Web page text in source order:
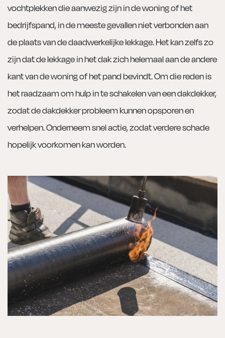
vochtplekken die aanwezig zijn in de woning of het
bedrijfspand, in de meeste gevallen niet verbonden aan
de plaats van de daadwerkelijke lekkage. Het kan zelfs zo
zijn dat de lekkage in het dak zich helemaal aan de andere
kant van de woning of het pand bevindt. Om die reden is
het raadzaam om hulp in te schakelen van een dakdekker,
zodat de dakdekker probleem kunnen opsporen en
verhelpen. Onderneem snel actie, zodat verdere schade
hopelijk voorkomen kan worden.